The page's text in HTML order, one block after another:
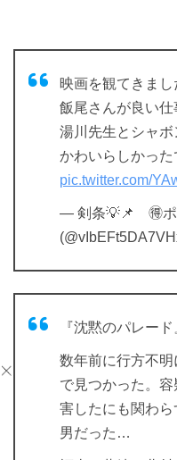
映画を観てきまし
飯尾さんが良い仕
湯川先生とシャ
かわいらしかった
pic.twitter.com/
— 剣条💡📌 🉐ポ
『沈黙のパレード
数年前に行方不
で見つかった。
害したにも関わ
男だった…